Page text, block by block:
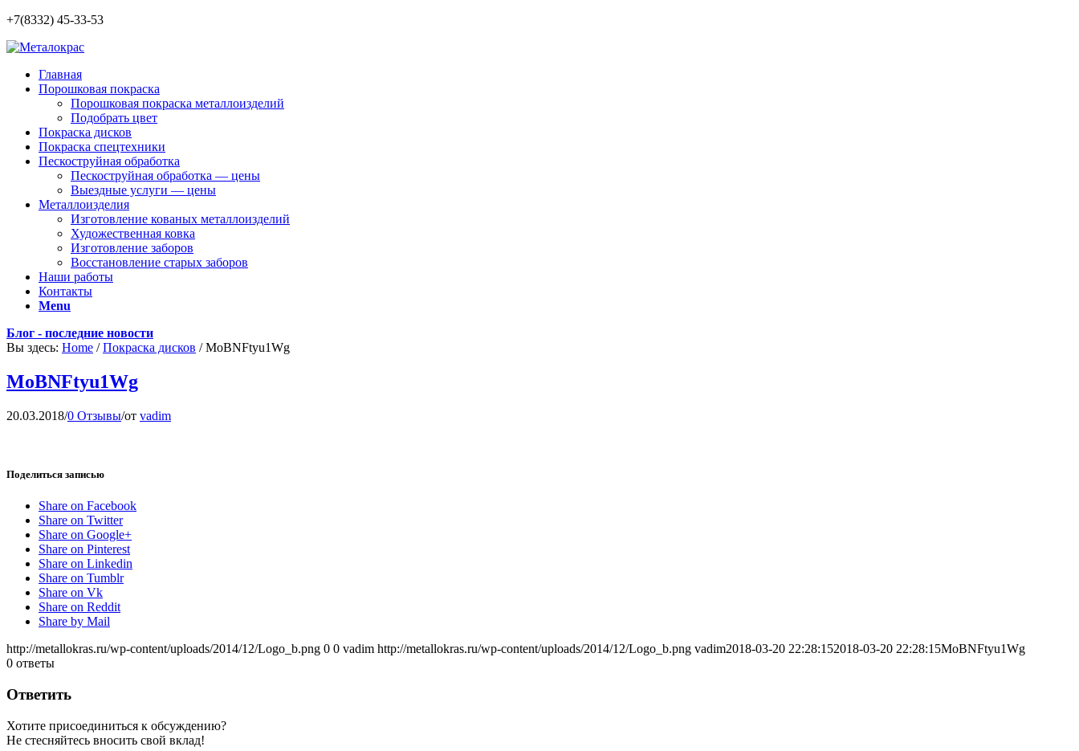
+7(8332) 45-33-53
Главная
Порошковая покраска
Порошковая покраска металлоизделий
Подобрать цвет
Покраска дисков
Покраска спецтехники
Пескоструйная обработка
Пескоструйная обработка — цены
Выездные услуги — цены
Металлоизделия
Изготовление кованых металлоизделий
Художественная ковка
Изготовление заборов
Восстановление старых заборов
Наши работы
Контакты
Menu
Блог - последние новости
Вы здесь: Home / Покраска дисков / MoBNFtyu1Wg
MoBNFtyu1Wg
20.03.2018/0 Отзывы/от vadim
Поделиться записью
Share on Facebook
Share on Twitter
Share on Google+
Share on Pinterest
Share on Linkedin
Share on Tumblr
Share on Vk
Share on Reddit
Share by Mail
http://metallokras.ru/wp-content/uploads/2014/12/Logo_b.png 0 0 vadim http://metallokras.ru/wp-content/uploads/2014/12/Logo_b.png vadim2018-03-20 22:28:152018-03-20 22:28:15MoBNFtyu1Wg
0 ответы
Ответить
Хотите присоединиться к обсуждению?
Не стесняйтесь вносить свой вклад!